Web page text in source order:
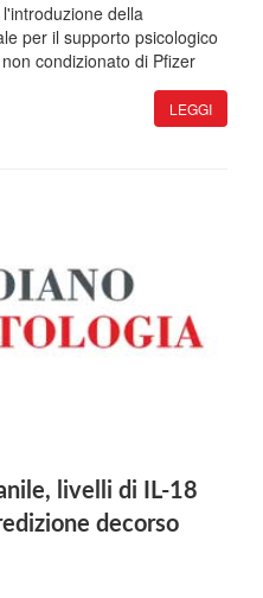
della
per il supporto psicologico
condizionato di Pfizer
LEGGI
livelli di IL-18
decorso